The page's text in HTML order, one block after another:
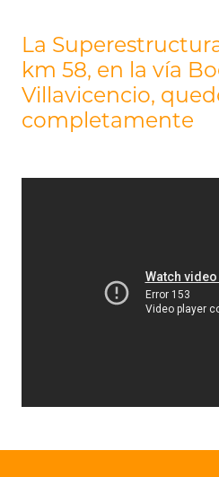
La
km 58, en la vía
Villavicencio,
completamente